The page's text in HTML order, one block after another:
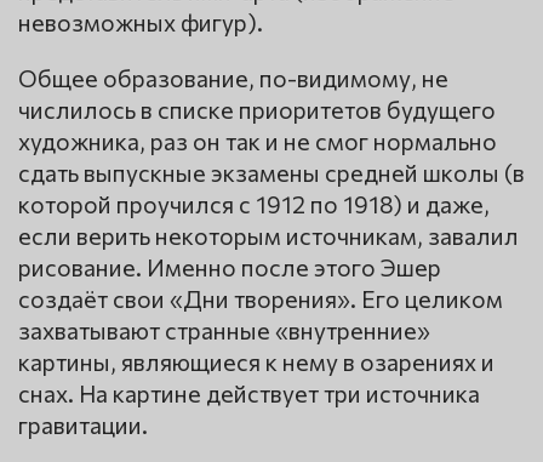
невозможных фигур).
Общее образование, по-видимому, не
числилось в списке приоритетов будущего
художника, раз он так и не смог нормально
сдать выпускные экзамены средней школы (в
которой проучился с 1912 по 1918) и даже,
если верить некоторым источникам, завалил
рисование. Именно после этого Эшер
создаёт свои «Дни творения». Его целиком
захватывают странные «внутренние»
картины, являющиеся к нему в озарениях и
снах. На картине действует три источника
гравитации.